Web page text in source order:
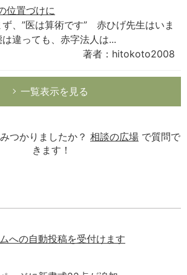
位置づけに
、”医は算術です” 赤ひげ先生はいま
違っても、赤字法人は...
著者：hitokoto2008
一覧表示を見る
つかりましたか？ 相談の広場 で質問で
きます！
への自動投稿を受付けます